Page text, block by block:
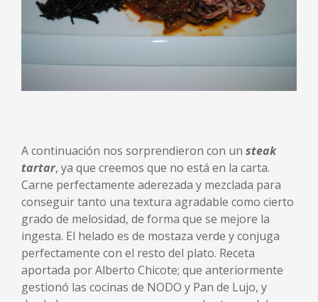
A continuación nos sorprendieron con un steak
tartar, ya que creemos que no está en la carta.
Carne perfectamente aderezada y mezclada para
conseguir tanto una textura agradable como cierto
grado de melosidad, de forma que se mejore la
ingesta. El helado es de mostaza verde y conjuga
perfectamente con el resto del plato. Receta
aportada por Alberto Chicote; que anteriormente
gestionó las cocinas de NODO y Pan de Lujo, y